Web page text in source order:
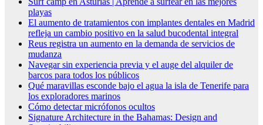
playas
El aumento de tratamientos con implantes dentales en Madrid
refleja un cambio positivo en la salud bucodental integral
Reus registra un aumento en la demanda de servicios de
mudanza
Navegar sin experiencia previa y el auge del alquiler de
barcos para todos los públicos
Qué maravillas esconde bajo el agua la isla de Tenerife para
los exploradores marinos
Cómo detectar micrófonos ocultos
Signature Architecture in the Bahamas: Design and